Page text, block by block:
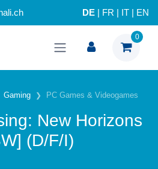
DE FR IT EN
0
Gaming PC Games & Videogames
New Horizons
(D/F/I)